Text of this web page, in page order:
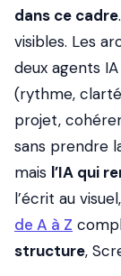
dans ce cadre
visibles. Les
deux agents
(rythme,
projet,
sans prendre
mais l’IA qui
l’écrit au
de A à Z
structure,